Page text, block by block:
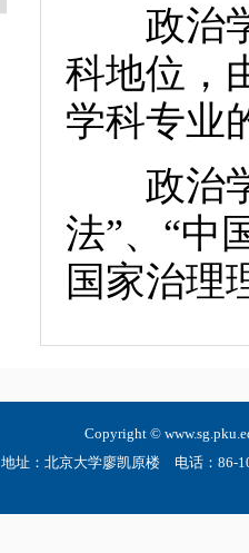
政治学
科地位，
学科专业
政治学
法”、“中
国家治理
Copyright ©
地址：北京大学廖凯原楼 电话：86-